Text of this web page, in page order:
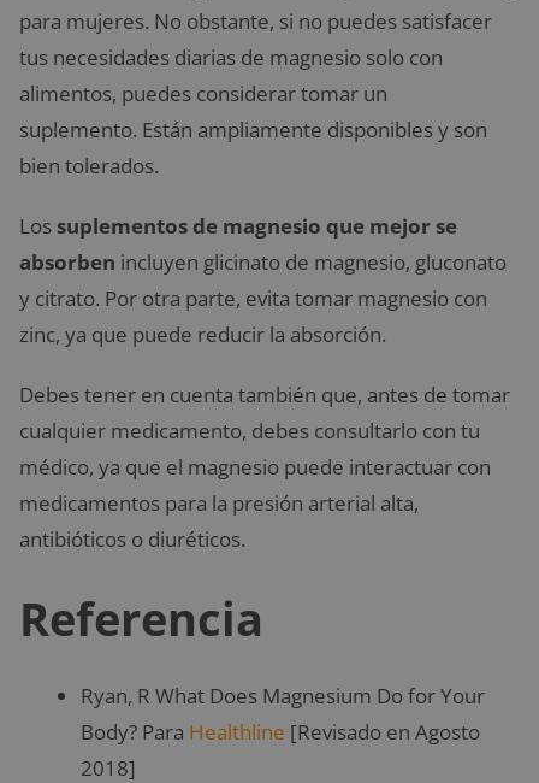
para mujeres. No obstante, si no puedes satisfacer
tus necesidades diarias de magnesio solo con
alimentos, puedes considerar tomar un
suplemento. Están ampliamente disponibles y son
bien tolerados.
Los suplementos de magnesio que mejor se
absorben incluyen glicinato de magnesio, gluconato
y citrato. Por otra parte, evita tomar magnesio con
zinc, ya que puede reducir la absorción.
Debes tener en cuenta también que, antes de tomar
cualquier medicamento, debes consultarlo con tu
médico, ya que el magnesio puede interactuar con
medicamentos para la presión arterial alta,
antibióticos o diuréticos.
Referencia
Ryan, R What Does Magnesium Do for Your
Body? Para Healthline [Revisado en Agosto
2018]